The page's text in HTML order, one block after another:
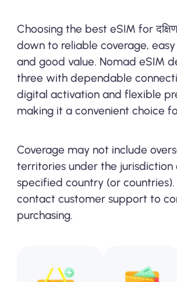
Choosing the best eSIM for
down to reliable coverage,
and good value. Nomad eSIM
three with dependable
digital activation and flexible
making it a convenient choice
Coverage may not include
territories under the jurisdiction
specified country (or countries).
contact customer support to
purchasing.